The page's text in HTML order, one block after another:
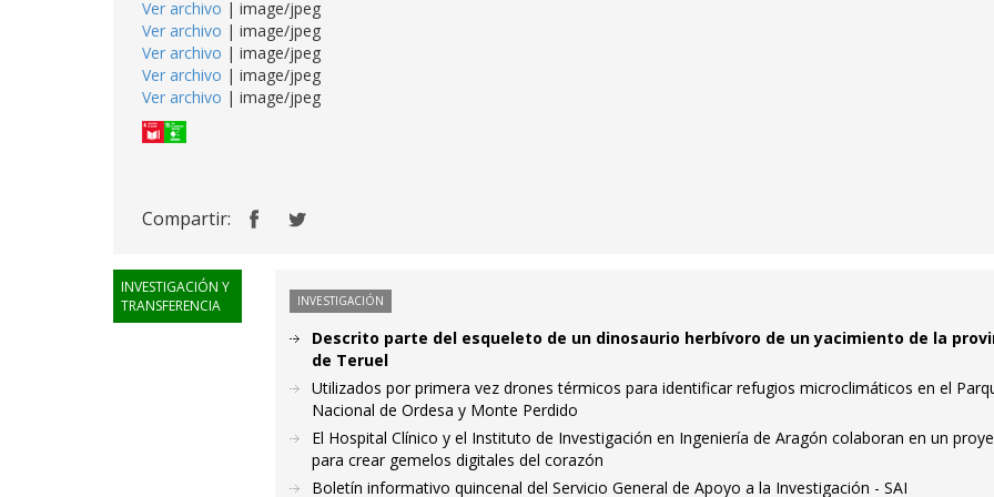
Ver archivo | image/jpeg
Ver archivo | image/jpeg
Ver archivo | image/jpeg
Ver archivo | image/jpeg
Ver archivo | image/jpeg
Compartir:
INVESTIGACIÓN Y
TRANSFERENCIA
INVESTIGACIÓN
Descrito parte del esqueleto de un dinosaurio herbívoro de un yacimiento de la
de Teruel
Utilizados por primera vez drones térmicos para identificar refugios microclimáticos en el
Nacional de Ordesa y Monte Perdido
El Hospital Clínico y el Instituto de Investigación en Ingeniería de Aragón colaboran en un
para crear gemelos digitales del corazón
Boletín informativo quincenal del Servicio General de Apoyo a la Investigación - SAI